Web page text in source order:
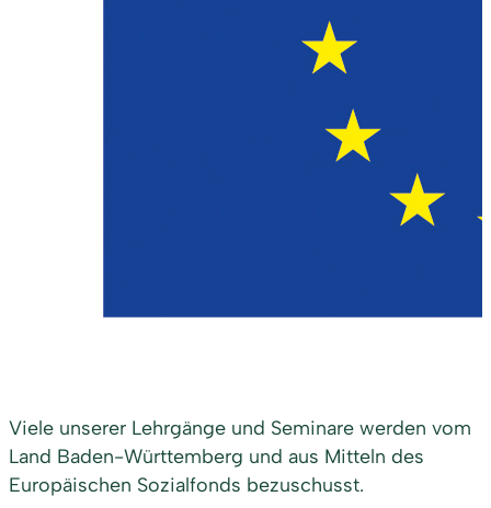
Viele unserer Lehrgänge und Seminare werden vom
Land Baden-Württemberg und aus Mitteln des
Europäischen Sozialfonds bezuschusst.